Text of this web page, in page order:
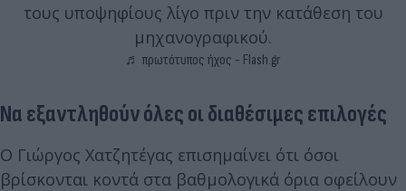
τους υποψηφίους λίγο πριν την κατάθεση του
μηχανογραφικού.
♬ πρωτότυπος ήχος - Flash.gr
Να εξαντληθούν όλες οι διαθέσιμες επιλογές
Ο Γιώργος Χατζητέγας επισημαίνει ότι όσοι
βρίσκονται κοντά στα βαθμολογικά όρια οφείλουν